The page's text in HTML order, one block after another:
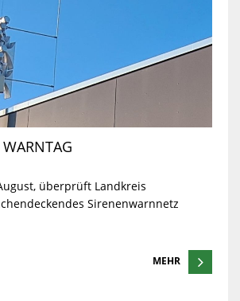
WARNTAG
überprüft Landkreis
Sirenenwarnnetz
MEHR